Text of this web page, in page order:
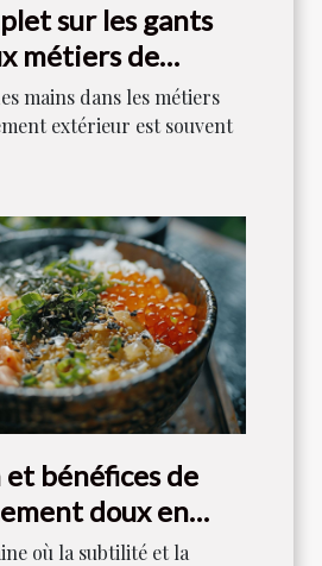
sur les gants
métiers de
extérieur
mains dans les métiers
extérieur est souvent
bénéfices de
doux en
où la subtilité et la